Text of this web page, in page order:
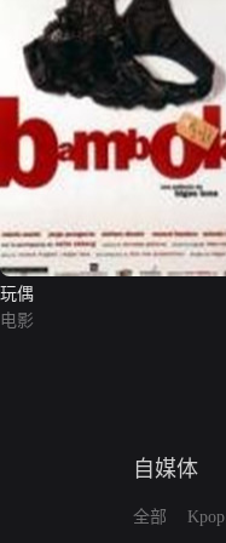
玩偶
电影
自媒体
全部 Kpop